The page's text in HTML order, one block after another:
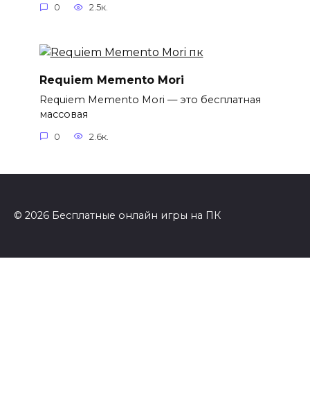
0 2.5к.
Requiem Memento Mori
Requiem Memento Mori — это бесплатная
массовая
0 2.6к.
© 2026 Бесплатные онлайн игры на ПК